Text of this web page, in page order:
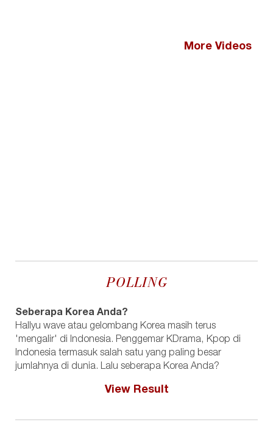
More Videos
POLLING
Seberapa Korea Anda?
Hallyu wave atau gelombang Korea masih terus
'mengalir' di Indonesia. Penggemar KDrama, Kpop di
Indonesia termasuk salah satu yang paling besar
jumlahnya di dunia. Lalu seberapa Korea Anda?
View Result